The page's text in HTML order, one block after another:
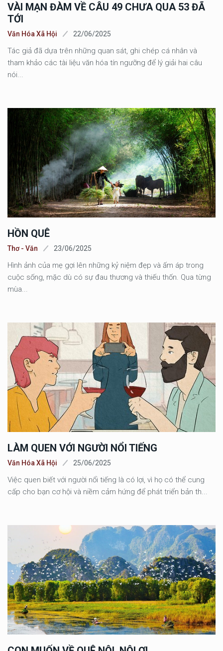
VÀI MẠN ĐÀM VỀ CÂU 49 CHƯA QUA 53 ĐÃ
TỚI
Văn Hóa Xã Hội 22/06/2025
Tác giả đã dựa trên những quan sát, ghi chép cá nhân và
tham khảo các tài liệu văn hóa tín ngưỡng để lý giải hai câu
nói...
HỒN QUÊ
Thơ - Văn 23/06/2025
Hình ảnh của mẹ gợi lên những kỷ niệm đẹp và ấm áp trong
cuộc sống, mặc dù có sự đau thương và thiếu thốn. Qua từng
mùa...
LÀM QUEN VỚI NGƯỜI NỔI TIẾNG
Văn Hóa Xã Hội 25/06/2025
Việc quen biết với người nổi tiếng là có lợi, vì họ có thể cung
cấp cho bạn cơ hội và niềm cảm hứng để phát triển bản th...